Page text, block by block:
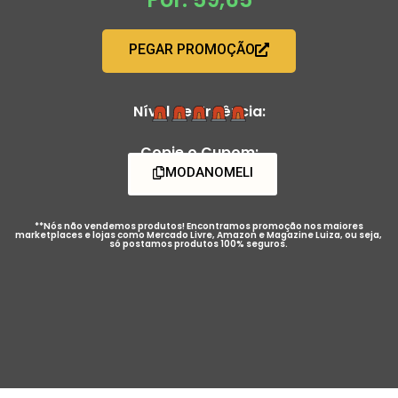
PEGAR PROMOÇÃO
Nível de Urgência:
Copie o Cupom:
MODANOMELI
**Nós não vendemos produtos! Encontramos promoção nos maiores
marketplaces e lojas como Mercado Livre, Amazon e Magazine Luiza, ou seja,
só postamos produtos 100% seguros.